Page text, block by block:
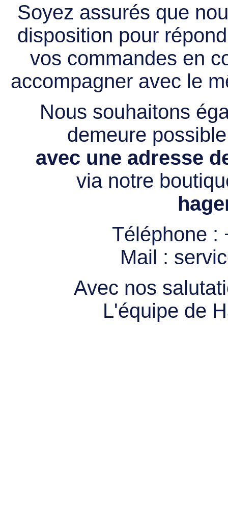
Soyez assurés que
disposition pour
vos commandes en
accompagner avec le
Nous souhaitons
demeure
avec une adresse
via notre
Téléphone :
Mail :
Avec nos
L'équipe de